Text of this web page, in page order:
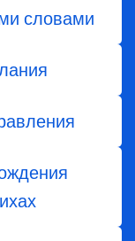
словами